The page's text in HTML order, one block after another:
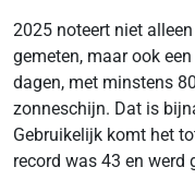
2025 noteert niet
gemeten, maar ook
dagen, met minstens
zonneschijn. Dat is
Gebruikelijk komt het
record was 43 en werd